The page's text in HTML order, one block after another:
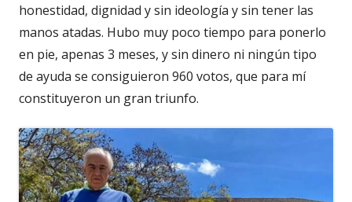
honestidad, dignidad y sin ideología y sin tener las
manos atadas. Hubo muy poco tiempo para ponerlo
en pie, apenas 3 meses, y sin dinero ni ningún tipo
de ayuda se consiguieron 960 votos, que para mí
constituyeron un gran triunfo.